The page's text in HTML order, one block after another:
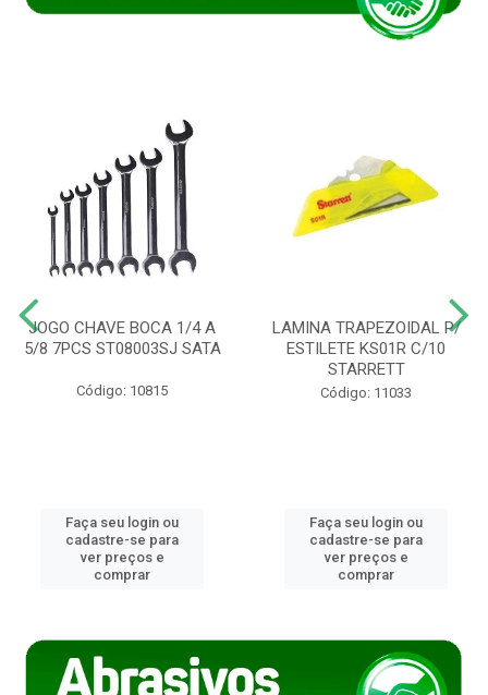
JOGO CHAVE BOCA 1/4 A
5/8 7PCS ST08003SJ SATA
Código: 10815
Faça seu login ou
cadastre-se para
ver preços e
comprar
LAMINA TRAPEZOIDAL P/
ESTILETE KS01R C/10
STARRETT
Código: 11033
Faça seu login ou
cadastre-se para
ver preços e
comprar